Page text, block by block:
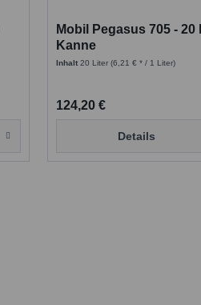
Mobil Pegasus 705 - 20 l
Kanne
Inhalt 20 Liter (6,21 € * / 1 Liter)
124,20 €
Details